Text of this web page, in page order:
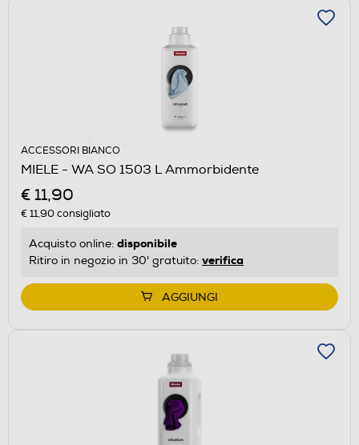
ACCESSORI BIANCO
MIELE - WA SO 1503 L Ammorbidente
€ 11,90
€ 11,90consigliato
Acquisto online: disponibile
Ritiro in negozio in 30' gratuito: verifica
AGGIUNGI